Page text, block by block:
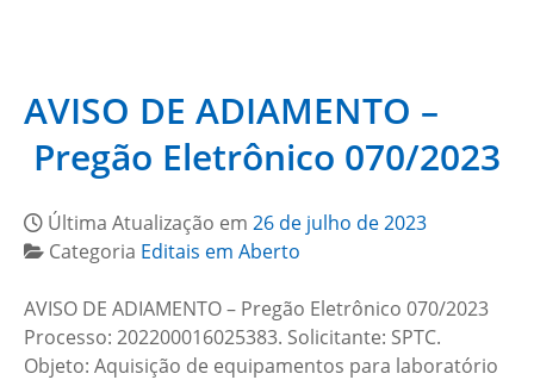
AVISO DE ADIAMENTO –
Pregão Eletrônico 070/2023
Última Atualização em 26 de julho de 2023
Categoria Editais em Aberto
AVISO DE ADIAMENTO – Pregão Eletrônico 070/2023
Processo: 202200016025383. Solicitante: SPTC.
Objeto: Aquisição de equipamentos para laboratório